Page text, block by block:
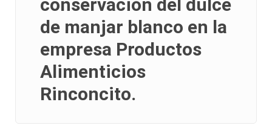
conservación del dulce
de manjar blanco en la
empresa Productos
Alimenticios
Rinconcito.